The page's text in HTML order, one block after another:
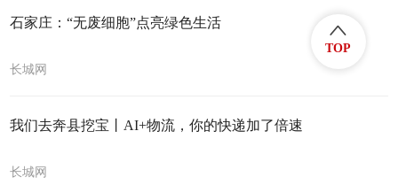
石家庄：“无废细胞”点亮绿色生活
长城网
我们去奔县挖宝丨AI+物流，你的快递加了倍速
长城网
TOP